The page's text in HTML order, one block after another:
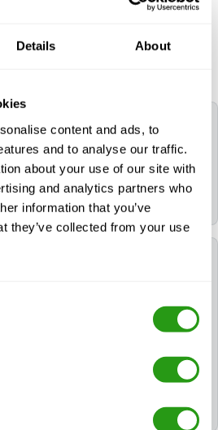
Details About
content and ads, to
and to analyse our traffic.
about your use of our site with
and analytics partners who
information that you’ve
they’ve collected from your use
während des Kurses
in englischer Sprache
der Teilnehmer das/die